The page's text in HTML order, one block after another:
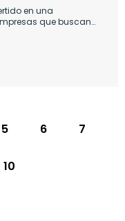
en una
que buscan…
5 6 7
10